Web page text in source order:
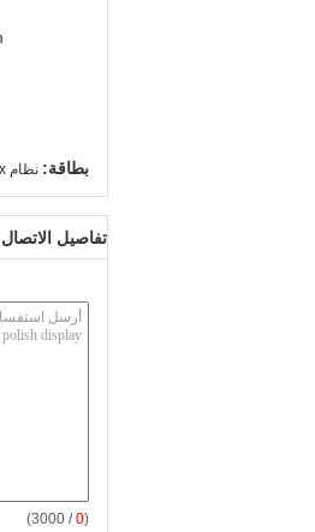
بطاقة: نظام ibx
تفاصيل الاتصال
(
0
/ 3000)